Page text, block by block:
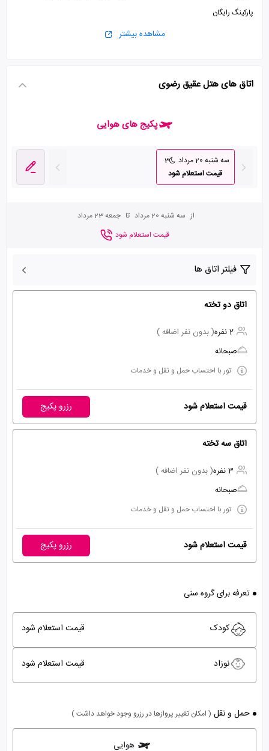
پارکینگ رایگان
مشاهده بیشتر
اتاق های هتل عقیق رضوی
پکیج های هوایی
سه شنبه 20 مرداد
3
قیمت استعلام شود
از سه شنبه 20 مرداد تا جمعه 23 مرداد
قیمت استعلام شود
فیلتر اتاق ها
اتاق دو تخته
2 نفره
( بدون نفر اضافه )
صبحانه
تور با احتساب حمل و نقل و خدمات
قیمت استعلام شود رزرو پکیج
اتاق سه تخته
3 نفره
( بدون نفر اضافه )
صبحانه
تور با احتساب حمل و نقل و خدمات
قیمت استعلام شود رزرو پکیج
تعرفه برای گروه سنی
کودک قیمت استعلام شود
نوزاد قیمت استعلام شود
حمل و نقل ( امکان تغییر پروازها در رزرو وجود خواهد داشت )
هوایی